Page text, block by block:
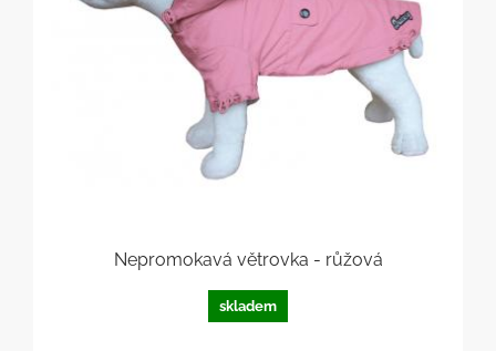
Nepromokavá větrovka - růžová
skladem